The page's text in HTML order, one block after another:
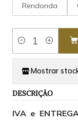
Rendonda
Quantity
Mostrar
DESCRIÇÃO
IVA e